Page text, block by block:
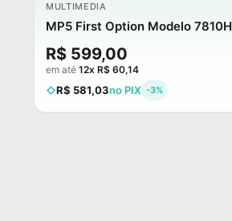
MULTIMEDIA
MP5 First Option Modelo 7810H
R$ 599,00
em até 12x R$ 60,14
R$ 581,03no PIX -3%